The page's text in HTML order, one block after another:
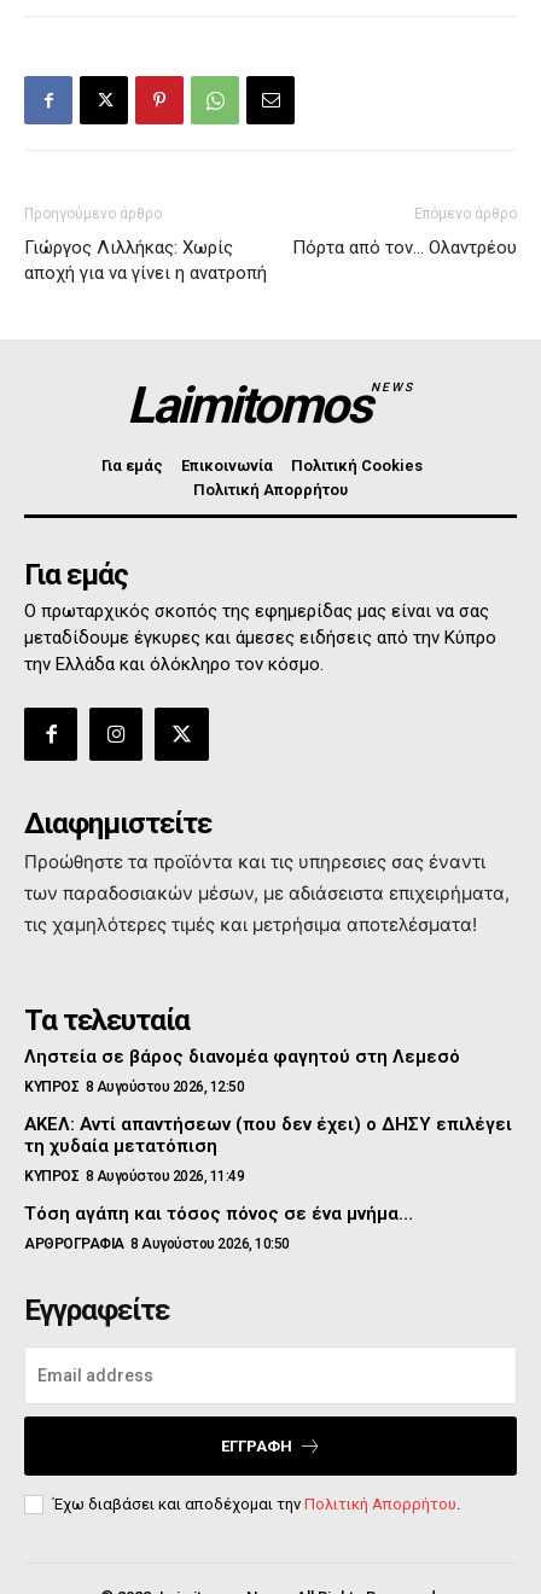
Προηγούμενο άρθρο
Γιώργος Λιλλήκας: Χωρίς
αποχή για να γίνει η ανατροπή
Επόμενο άρθρο
Πόρτα από τον… Ολαντρέου
LaimitomosNEWS
Για εμάς Επικοινωνία
Πολιτική Cookies
Πολιτική Απορρήτου
Για εμάς
Ο πρωταρχικός σκοπός της εφημερίδας μας είναι να σας
μεταδίδουμε έγκυρες και άμεσες ειδήσεις από την Κύπρο
την Ελλάδα και όλόκληρο τον κόσμο.
Διαφημιστείτε
Προώθηστε τα προϊόντα και τις υπηρεσιες σας έναντι
των παραδοσιακών μέσων, με αδιάσειστα επιχειρήματα,
τις χαμηλότερες τιμές και μετρήσιμα αποτελέσματα!
Τα τελευταία
Ληστεία σε βάρος διανομέα φαγητού στη Λεμεσό
ΚΥΠΡΟΣ 8 Αυγούστου 2026, 12:50
ΑΚΕΛ: Αντί απαντήσεων (που δεν έχει) ο ΔΗΣΥ επιλέγει
τη χυδαία μετατόπιση
ΚΥΠΡΟΣ 8 Αυγούστου 2026, 11:49
Τόση αγάπη και τόσος πόνος σε ένα μνήμα…
ΑΡΘΡΟΓΡΑΦΙΑ 8 Αυγούστου 2026, 10:50
Εγγραφείτε
ΕΓΓΡΑΦΉ
Έχω διαβάσει και αποδέχομαι την Πολιτική Απορρήτου.